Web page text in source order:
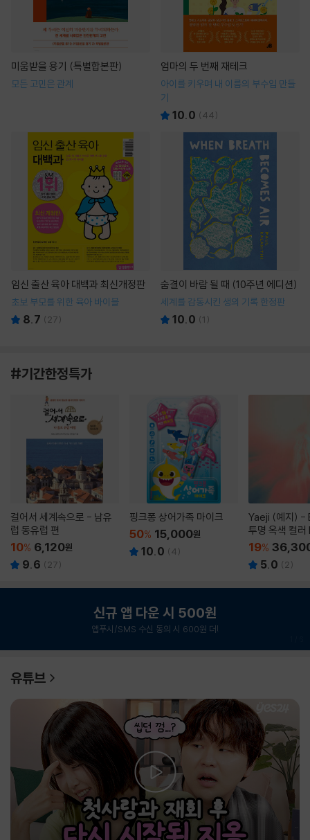
미움받을 용기 (특별합본판)
모든 고민은 관계
엄마의 두 번째 재테크
아이를 키우며 내 이름의 부수입 만들
기
10.0 (44)
임신 출산 육아 대백과 최신개정판
초보 부모를 위한 육아 바이블
8.7 ( 27)
숨결이 바람 될 때 (10주년 에디션)
세계를 감동시킨 생의 기록 한정판
10.0 (1 )
#기간한정특가
걸어서 세계속으로 - 남유
럽 동유럽 편
10% 6,120원
9.6 ( 27)
핑크퐁 상어가족 마이크
50% 15,000원
10.0 (4)
Yaeji (예지) -
투명 옥색 컬
19%
5.0 ( 2)
신규 앱 다운 시 500원
앱푸시/SMS 수신 동의 시 600원 더!
유튜브